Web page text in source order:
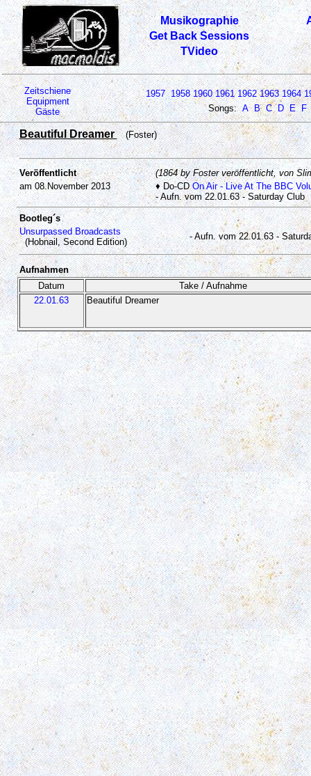
Musikographie
Get Back Sessions
TVideo
Zeitschiene
Equipment
Gäste
1957 1958 1960 1961 1962 1963 1964
Songs: A B C D E F
Beautiful Dreamer (Foster)
Veröffentlicht
(1864 by Foster veröffentlicht, von
am 08.November 2013
♦ Do-CDOn Air - Live At The BBC
- Aufn. vom 22.01.63 - Saturday Club
Bootleg´s
Unsurpassed Broadcasts
(Hobnail, Second Edition)
- Aufn. vom 22.01.63 -
Aufnahmen
Datum
Take / Aufnahme
22.01.63
Beautiful Dreamer